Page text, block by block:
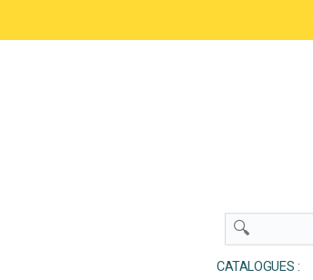
CATALOGUES :